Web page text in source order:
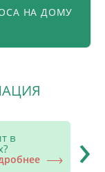
НА ДОМУ
в
›